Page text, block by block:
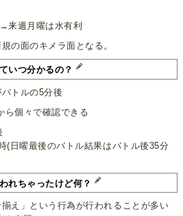
来週月曜は水有利
の面のキメラ面となる。
いつ分かるの？
トルの5分後
ら個々で確認できる
(日曜最後のバトル結果はバトル後35分
れちゃったけど何？
え」という行為が行われることが多い